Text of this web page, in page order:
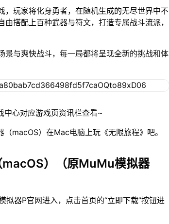
，玩家将化身勇者，在随机生成的无尽世界中不
搭配上百种武器与符文，打造专属战斗流派，
景与爽快战斗，每一局都将呈现全新的挑战和体
中心对应游戏页资讯栏查看~
macOS）在Mac电脑上玩《无限旅程》吧。
）（原MuMu模拟器
拟器P官网进入，点击首页的“立即下载”按钮进